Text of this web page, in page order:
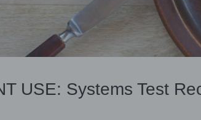
USE: Systems Test